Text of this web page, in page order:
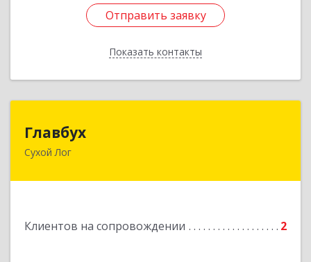
Отправить заявку
Показать контакты
Отправить заявку
Назад
Главбух
Сухой Лог
Клиентов на сопровождении 2